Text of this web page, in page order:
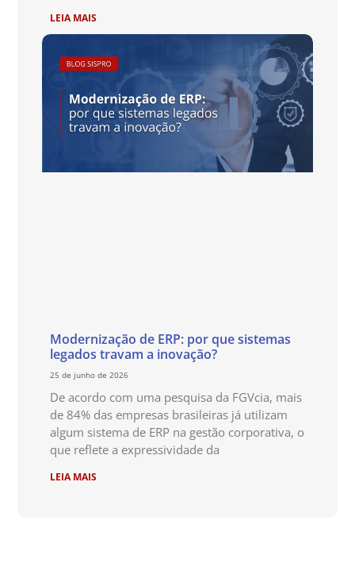
LEIA MAIS
Modernização de ERP: por que sistemas
legados travam a inovação?
25 de junho de 2026
De acordo com uma pesquisa da FGVcia, mais
de 84% das empresas brasileiras já utilizam
algum sistema de ERP na gestão corporativa, o
que reflete a expressividade da
LEIA MAIS